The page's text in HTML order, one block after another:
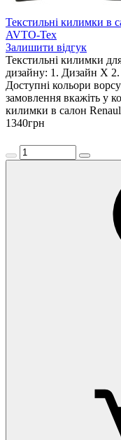
Текстильні килимки в
AVTO-Tex
Залишити відгук
Текстильні килимки
дизайну: 1. Дизайн X
Доступні кольори
замовлення вкажіть у
килимки в салон
1340грн